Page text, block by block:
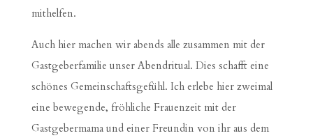
mithelfen.
Auch hier machen wir abends alle zusammen mit der
Gastgeberfamilie unser Abendritual. Dies schafft eine
schönes Gemeinschaftsgefühl. Ich erlebe hier zweimal
eine bewegende, fröhliche Frauenzeit mit der
Gastgebermama und einer Freundin von ihr aus dem